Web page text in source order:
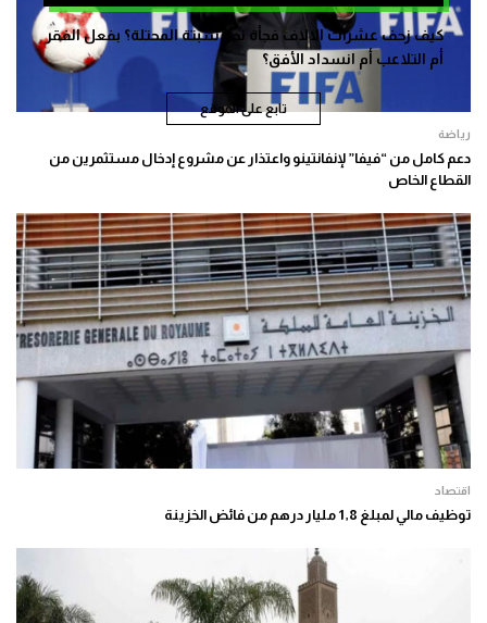
كيف زحف عشرات الالاف فجأة نحو سبتة المحتلة؟ بفعل الفقر
أم التلاعب أم انسداد الأفق؟
تابع على الموقع
رياضة
دعم كامل من “فيفا” لإنفانتينو واعتذار عن مشروع إدخال مستثمرين من
القطاع الخاص
اقتصاد
توظيف مالي لمبلغ 1,8 مليار درهم من فائض الخزينة